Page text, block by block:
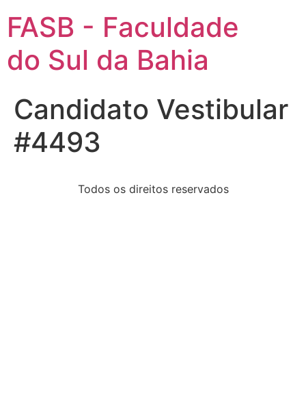
FASB - Faculdade
do Sul da Bahia
Candidato Vestibular
#4493
Todos os direitos reservados